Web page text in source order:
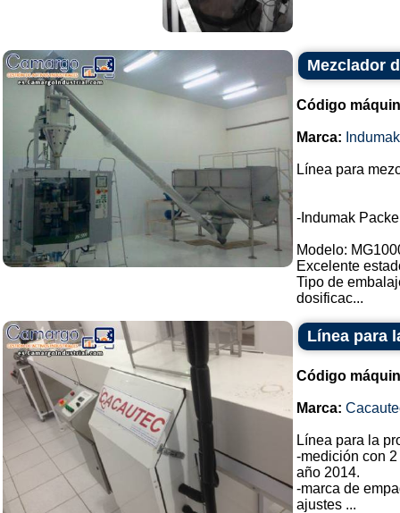
Mezclador
Código
Marca: Indumak
Línea para
-Indumak
Modelo:
Excelente
Tipo de
dosificac...
Línea para
Código
Marca:
Línea para la
-medición con
año 2014.
-marca de
ajustes ...